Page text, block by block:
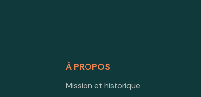
À PROPOS
Mission et historique